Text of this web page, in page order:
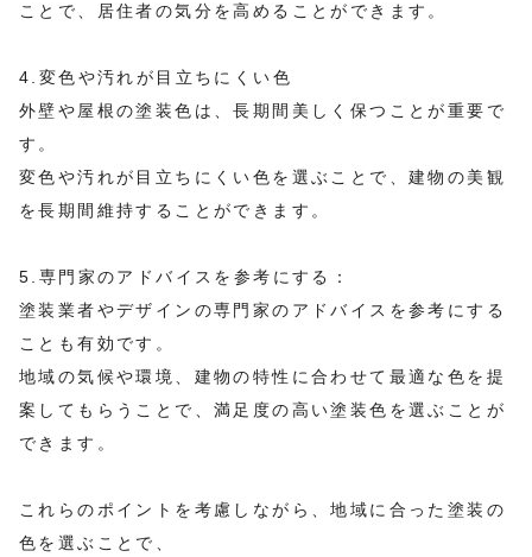
ことで、居住者の気分を高めることができます。
4.変色や汚れが目立ちにくい色
外壁や屋根の塗装色は、長期間美しく保つことが重要で
す。
変色や汚れが目立ちにくい色を選ぶことで、建物の美観
を長期間維持することができます。
5.専門家のアドバイスを参考にする：
塗装業者やデザインの専門家のアドバイスを参考にする
ことも有効です。
地域の気候や環境、建物の特性に合わせて最適な色を提
案してもらうことで、満足度の高い塗装色を選ぶことが
できます。
これらのポイントを考慮しながら、地域に合った塗装の
色を選ぶことで、